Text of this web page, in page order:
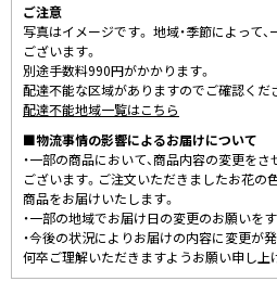
ご注意
写真はイメージです。 地域・季節によって
ございます。
別途手数料990円がかかります。
配達不能な区域がありますのでご確認くだ
配達不能地域一覧はこちら
■物流事情の影響によるお届けについて
・一部の商品において、商品内容の変更を
ございます。ご注文いただきましたお花の
商品をお届けいたします。
・一部の地域でお届け日の変更のお願いを
・今後の状況によりお届けの内容に変更が
何卒ご理解いただきますようお願い申し上